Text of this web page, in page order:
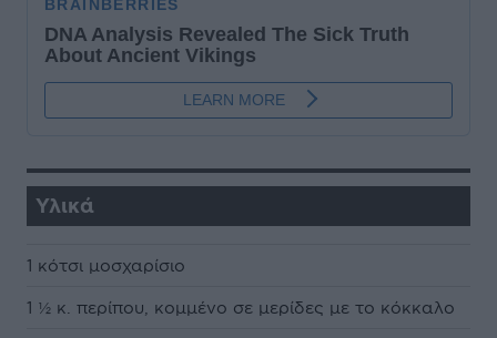
Υλικά
1 κότσι μοσχαρίσιο
1 ½ κ. περίπου, κομμένο σε μερίδες με το κόκκαλο